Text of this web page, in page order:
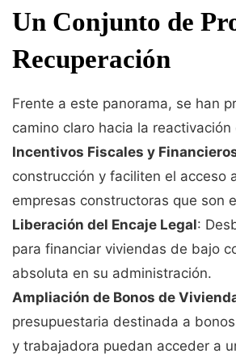
Un Conjunto de
Recuperación
Frente a este panorama, se han
camino claro hacia la reactivación
Incentivos Fiscales y
construcción y faciliten el acceso
empresas constructoras que son
Liberación del Encaje Legal:
para financiar viviendas de bajo
absoluta en su administración.
Ampliación de Bonos de
presupuestaria destinada a
y trabajadora puedan acceder a